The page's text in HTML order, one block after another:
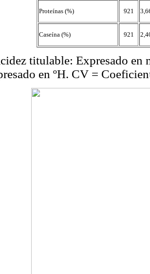
Proteínas (%) 921
Caseína (%) 921
titulable: Expresado
en ºH. CV =